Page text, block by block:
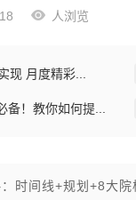
人浏览
现 月度精彩...
备！教你如何提...
时间线+规划+8大院